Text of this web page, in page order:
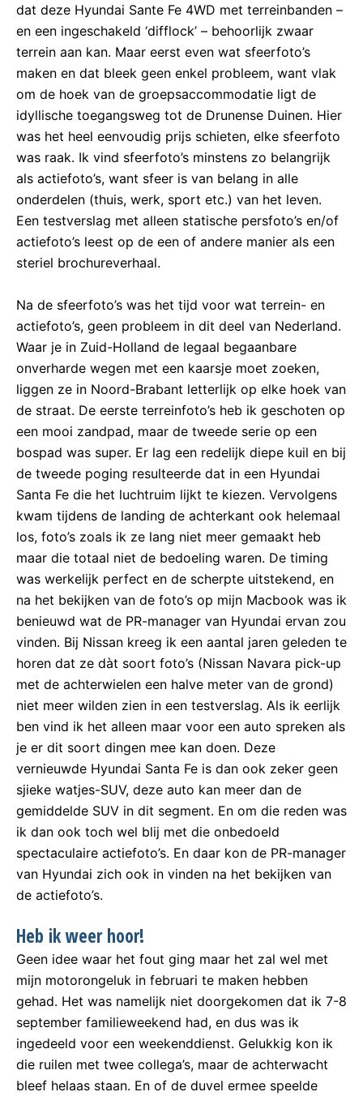
dat deze Hyundai Sante Fe 4WD met terreinbanden –
en een ingeschakeld ‘difflock’ – behoorlijk zwaar
terrein aan kan. Maar eerst even wat sfeerfoto’s
maken en dat bleek geen enkel probleem, want vlak
om de hoek van de groepsaccommodatie ligt de
idyllische toegangsweg tot de Drunense Duinen. Hier
was het heel eenvoudig prijs schieten, elke sfeerfoto
was raak. Ik vind sfeerfoto’s minstens zo belangrijk
als actiefoto’s, want sfeer is van belang in alle
onderdelen (thuis, werk, sport etc.) van het leven.
Een testverslag met alleen statische persfoto’s en/of
actiefoto’s leest op de een of andere manier als een
steriel brochureverhaal.
Na de sfeerfoto’s was het tijd voor wat terrein- en
actiefoto’s, geen probleem in dit deel van Nederland.
Waar je in Zuid-Holland de legaal begaanbare
onverharde wegen met een kaarsje moet zoeken,
liggen ze in Noord-Brabant letterlijk op elke hoek van
de straat. De eerste terreinfoto’s heb ik geschoten op
een mooi zandpad, maar de tweede serie op een
bospad was super. Er lag een redelijk diepe kuil en bij
de tweede poging resulteerde dat in een Hyundai
Santa Fe die het luchtruim lijkt te kiezen. Vervolgens
kwam tijdens de landing de achterkant ook helemaal
los, foto’s zoals ik ze lang niet meer gemaakt heb
maar die totaal niet de bedoeling waren. De timing
was werkelijk perfect en de scherpte uitstekend, en
na het bekijken van de foto’s op mijn Macbook was ik
benieuwd wat de PR-manager van Hyundai ervan zou
vinden. Bij Nissan kreeg ik een aantal jaren geleden te
horen dat ze dàt soort foto’s (Nissan Navara pick-up
met de achterwielen een halve meter van de grond)
niet meer wilden zien in een testverslag. Als ik eerlijk
ben vind ik het alleen maar voor een auto spreken als
je er dit soort dingen mee kan doen. Deze
vernieuwde Hyundai Santa Fe is dan ook zeker geen
sjieke watjes-SUV, deze auto kan meer dan de
gemiddelde SUV in dit segment. En om die reden was
ik dan ook toch wel blij met die onbedoeld
spectaculaire actiefoto’s. En daar kon de PR-manager
van Hyundai zich ook in vinden na het bekijken van
de actiefoto’s.
Heb ik weer hoor!
Geen idee waar het fout ging maar het zal wel met
mijn motorongeluk in februari te maken hebben
gehad. Het was namelijk niet doorgekomen dat ik 7-8
september familieweekend had, en dus was ik
ingedeeld voor een weekenddienst. Gelukkig kon ik
die ruilen met twee collega’s, maar de achterwacht
bleef helaas staan. En of de duvel ermee speelde